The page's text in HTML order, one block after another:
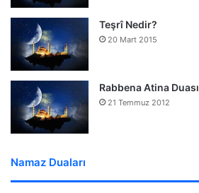
Teşrî Nedir?
20 Mart 2015
Rabbena Atina Duası
21 Temmuz 2012
Namaz Duaları